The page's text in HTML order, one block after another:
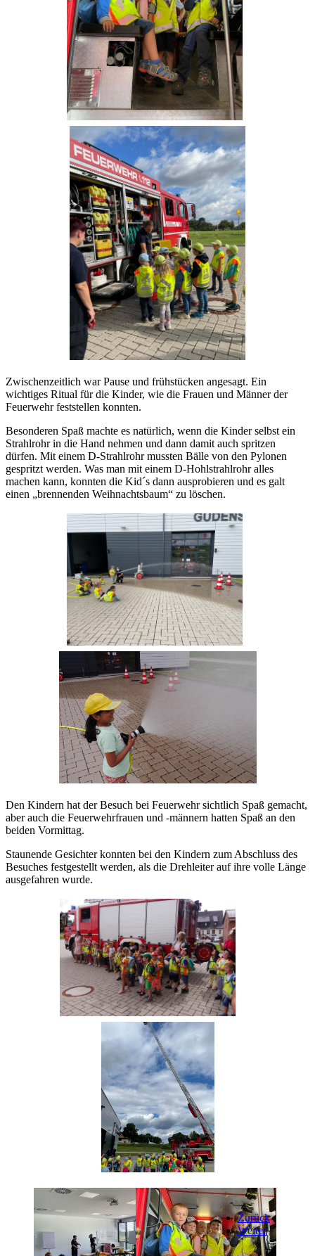
Zwischenzeitlich war Pause und frühstücken angesagt. Ein
wichtiges Ritual für die Kinder, wie die Frauen und Männer der
Feuerwehr feststellen konnten.
Besonderen Spaß machte es natürlich, wenn die Kinder selbst ein
Strahlrohr in die Hand nehmen und dann damit auch spritzen
dürfen. Mit einem D-Strahlrohr mussten Bälle von den Pylonen
gespritzt werden. Was man mit einem D-Hohlstrahlrohr alles
machen kann, konnten die Kid´s dann ausprobieren und es galt
einen „brennenden Weihnachtsbaum“ zu löschen.
Den Kindern hat der Besuch bei Feuerwehr sichtlich Spaß gemacht,
aber auch die Feuerwehrfrauen und -männern hatten Spaß an den
beiden Vormittag.
Staunende Gesichter konnten bei den Kindern zum Abschluss des
Besuches festgestellt werden, als die Drehleiter auf ihre volle Länge
ausgefahren wurde.
Zurück
Weiter